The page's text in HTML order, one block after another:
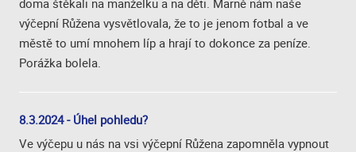
doma štěkali na manželku a na děti. Marně nám naše
výčepní Růžena vysvětlovala, že to je jenom fotbal a ve
městě to umí mnohem líp a hrají to dokonce za peníze.
Porážka bolela.
8.3.2024 - Úhel pohledu?
Ve výčepu u nás na vsi výčepní Růžena zapomněla vypnout